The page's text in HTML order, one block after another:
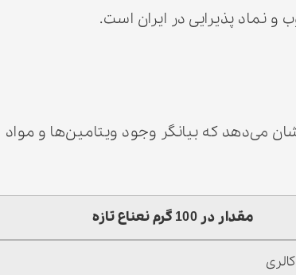
نماد پذیرایی در ایران است.
غذایی نعناع تازه را در هر ۱۰۰ گرم نشان می‌دهد که بیانگر وجود ویتامین‌ها و مواد
مقدار در 100 گرم نعناع تازه